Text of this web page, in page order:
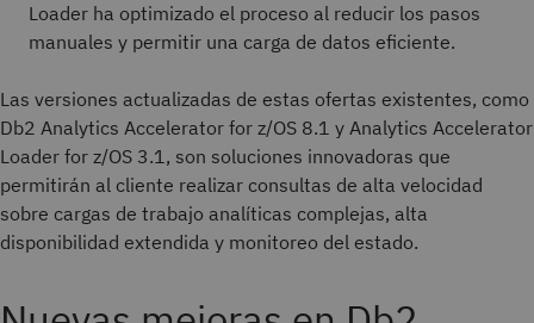
Loader ha optimizado el proceso al reducir los pasos
manuales y permitir una carga de datos eficiente.
Las versiones actualizadas de estas ofertas existentes, como
Db2 Analytics​ Accelerator for z/OS 8.1 y Analytics Accelerator
Loader for z/OS 3.1, son soluciones innovadoras que
permitirán al cliente realizar consultas de alta velocidad
sobre cargas de trabajo analíticas complejas, alta
disponibilidad extendida y monitoreo del estado.